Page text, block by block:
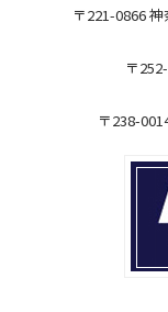
〒221-0866
〒
〒238-